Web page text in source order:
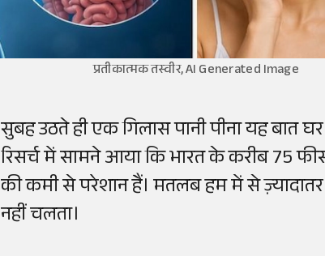
प्रतीकात्मक तस्वीर, AI Generated Image
सुबह उठते ही एक गिलास पानी पीना यह
रिसर्च में सामने आया कि भारत के करीब 75
की कमी से परेशान हैं। मतलब हम में से
नहीं चलता।